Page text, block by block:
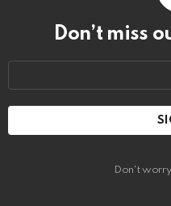
Don’t miss
Don't